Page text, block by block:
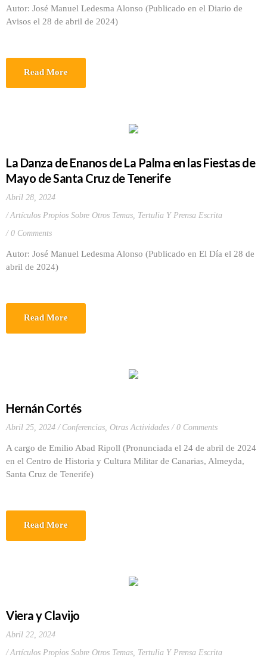
Autor: José Manuel Ledesma Alonso (Publicado en el Diario de
Avisos el 28 de abril de 2024)
Read More
La Danza de Enanos de La Palma en las Fiestas de
Mayo de Santa Cruz de Tenerife
Abril 28, 2024
Artículos Propios Sobre Otros Temas, Tertulia Y Prensa Escrita
0 Comments
Autor: José Manuel Ledesma Alonso (Publicado en El Día el 28 de
abril de 2024)
Read More
Hernán Cortés
Abril 25, 2024 Conferencias, Otras Actividades 0 Comments
A cargo de Emilio Abad Ripoll (Pronunciada el 24 de abril de 2024
en el Centro de Historia y Cultura Militar de Canarias, Almeyda,
Santa Cruz de Tenerife)
Read More
Viera y Clavijo
Abril 22, 2024
Artículos Propios Sobre Otros Temas, Tertulia Y Prensa Escrita